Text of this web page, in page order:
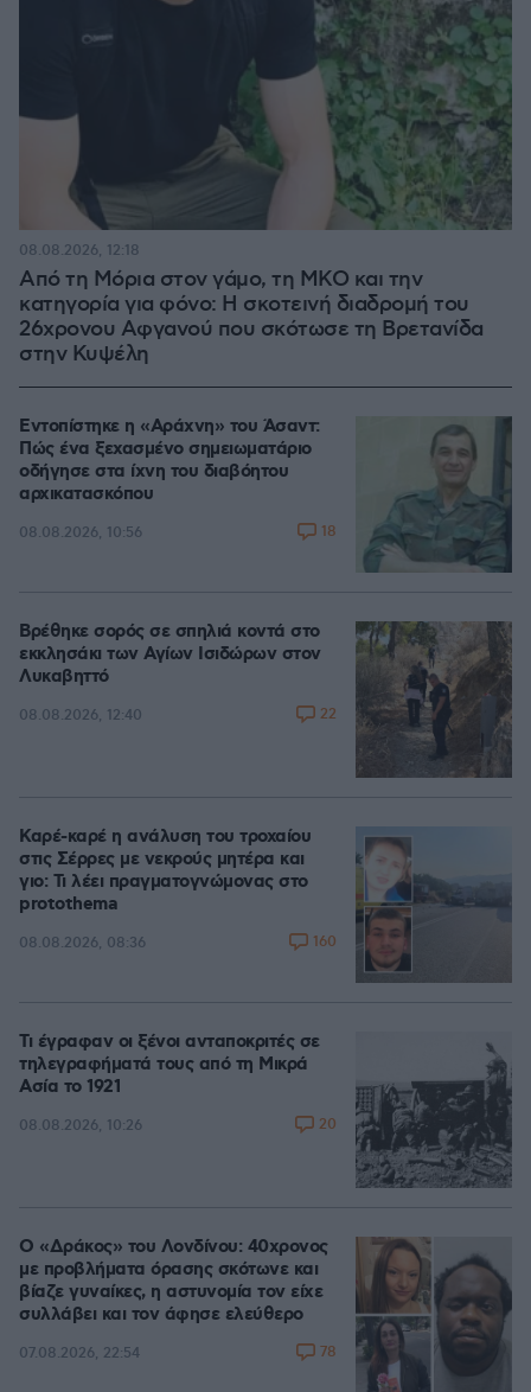
Από τη Μόρια στον γάμο, τη ΜΚΟ και την
κατηγορία για φόνο: Η σκοτεινή διαδρομή του
26χρονου Αφγανού που σκότωσε τη Βρετανίδα
στην Κυψέλη
08.08.2026, 12:18
Εντοπίστηκε η «Αράχνη» του Άσαντ:
Πώς ένα ξεχασμένο σημειωματάριο
οδήγησε στα ίχνη του διαβόητου
αρχικατασκόπου
08.08.2026, 10:56 18
Βρέθηκε σορός σε σπηλιά κοντά στο
εκκλησάκι των Αγίων Ισιδώρων στον
Λυκαβηττό
08.08.2026, 12:40 22
Καρέ-καρέ η ανάλυση του τροχαίου
στις Σέρρες με νεκρούς μητέρα και
γιο: Τι λέει πραγματογνώμονας στο
protothema
08.08.2026, 08:36 160
Τι έγραφαν οι ξένοι ανταποκριτές σε
τηλεγραφήματά τους από τη Μικρά
Ασία το 1921
08.08.2026, 10:26 20
Ο «Δράκος» του Λονδίνου: 40χρονος
με προβλήματα όρασης σκότωνε και
βίαζε γυναίκες, η αστυνομία τον είχε
συλλάβει και τον άφησε ελεύθερο
07.08.2026, 22:54 78